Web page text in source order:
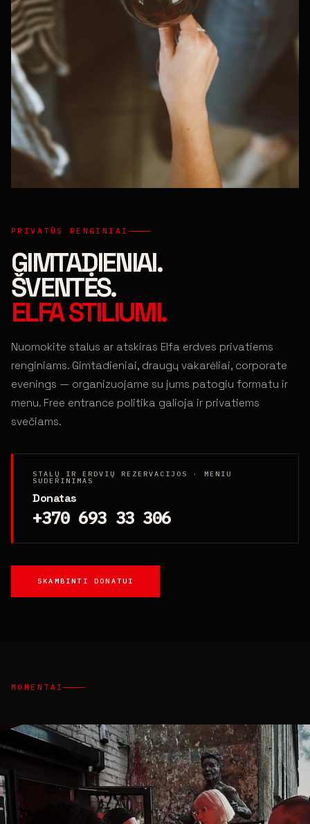
PRIVATŪS RENGINIAI
GIMTADIENIAI.
ŠVENTĖS.
ELFA STILIUMI.
Nuomokite stalus ar atskiras Elfa erdves privatiems
renginiams. Gimtadieniai, draugų vakarėliai, corporate
evenings — organizuojame su jums patogiu formatu ir
menu. Free entrance politika galioja ir privatiems
svečiams.
STALŲ IR ERDVIŲ REZERVACIJOS · MENIU
SUDERINIMAS
Donatas
+370 693 33 306
SKAMBINTI DONATUI
MOMENTAI